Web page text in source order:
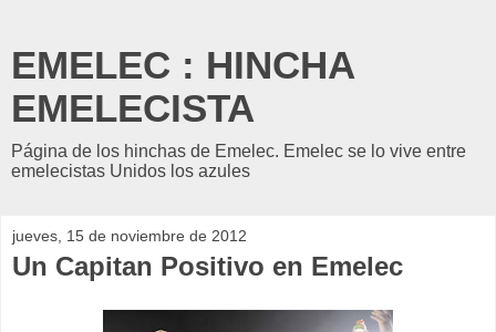
EMELEC : HINCHA
EMELECISTA
Página de los hinchas de Emelec. Emelec se lo vive entre
emelecistas Unidos los azules
jueves, 15 de noviembre de 2012
Un Capitan Positivo en Emelec